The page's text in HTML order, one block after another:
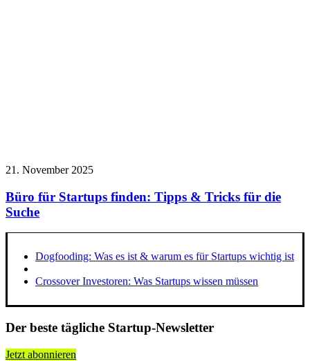
21. November 2025
Büro für Startups finden: Tipps & Tricks für die
Suche
Dogfooding: Was es ist & warum es für Startups wichtig ist
Crossover Investoren: Was Startups wissen müssen
Der beste tägliche Startup-Newsletter
Jetzt abonnieren